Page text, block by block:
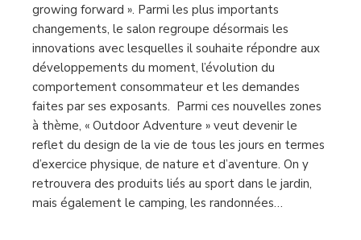
growing forward ». Parmi les plus importants
changements, le salon regroupe désormais les
innovations avec lesquelles il souhaite répondre aux
développements du moment, l’évolution du
comportement consommateur et les demandes
faites par ses exposants. Parmi ces nouvelles zones
à thème, « Outdoor Adventure » veut devenir le
reflet du design de la vie de tous les jours en termes
d’exercice physique, de nature et d’aventure. On y
retrouvera des produits liés au sport dans le jardin,
mais également le camping, les randonnées…